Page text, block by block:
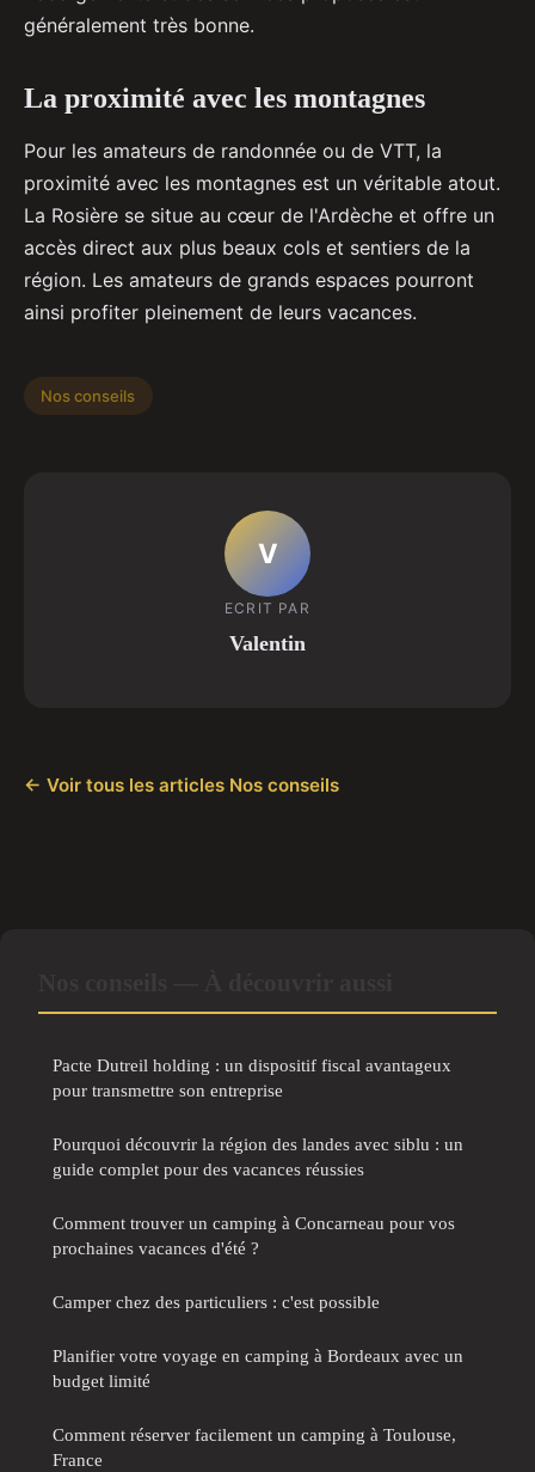
généralement très bonne.
La proximité avec les montagnes
Pour les amateurs de randonnée ou de VTT, la
proximité avec les montagnes est un véritable atout.
La Rosière se situe au cœur de l'Ardèche et offre un
accès direct aux plus beaux cols et sentiers de la
région. Les amateurs de grands espaces pourront
ainsi profiter pleinement de leurs vacances.
Nos conseils
V
ECRIT PAR
Valentin
← Voir tous les articles Nos conseils
Pacte Dutreil holding : un dispositif fiscal avantageux
pour transmettre son entreprise
Pourquoi découvrir la région des landes avec siblu : un
guide complet pour des vacances réussies
Comment trouver un camping à Concarneau pour vos
prochaines vacances d'été ?
Camper chez des particuliers : c'est possible
Planifier votre voyage en camping à Bordeaux avec un
budget limité
Comment réserver facilement un camping à Toulouse,
France